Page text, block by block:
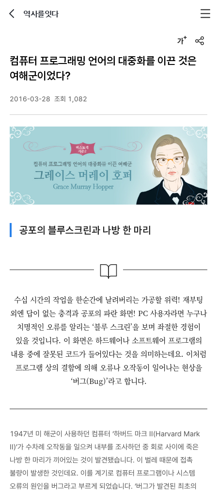
역사를잇다
u
컴퓨터 프로그래밍 언어의 대중화를 이끈 것은
여해군이었다?
2016-03-28 조회 1,082
공포의 블루스크린과 나방 한 마리
수십 시간의 작업을 한순간에 날려버리는 가공할 위력! 재부팅
외엔 답이 없는 충격과 공포의 파란 화면! PC 사용자라면 누구나
치명적인 오류를 알리는 ‘블루 스크린’을 보며 좌절한 경험이
있을 것입니다. 이 화면은 하드웨어나 소프트웨어 프로그램의
내용 중에 잘못된 코드가 들어있다는 것을 의미하는데요. 이처럼
프로그램 상의 결함에 의해 오류나 오작동이 일어나는 현상을
‘버그(Bug)’라고 합니다.
1947년 미 해군이 사용하던 컴퓨터 ‘하버드 마크 II(Harvard Mark
II)’가 수차례 오작동을 일으켜 내부를 조사하던 중 회로 사이에 죽은
나방 한 마리가 끼어있는 것이 발견됐습니다. 이 벌레 때문에 접촉
불량이 발생한 것인데요. 이를 계기로 컴퓨터 프로그램이나 시스템
오류의 원인을 버그라고 부르게 되었습니다. ‘버그가 발견된 최초의